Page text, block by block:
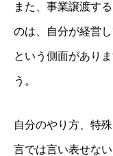
また、事業譲渡す
のは、自分が経営
という側面があり
う。
自分のやり方、特
言では言い表せな